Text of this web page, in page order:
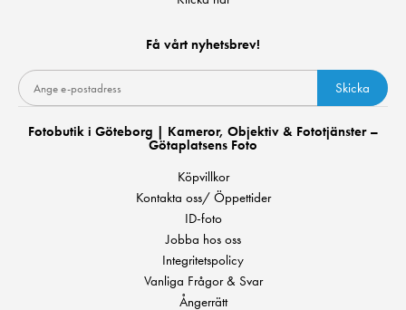
Få vårt nyhetsbrev!
Skicka
Fotobutik i Göteborg | Kameror, Objektiv & Fototjänster –
Götaplatsens Foto
Köpvillkor
Kontakta oss/ Öppettider
ID-foto
Jobba hos oss
Integritetspolicy
Vanliga Frågor & Svar
Ångerrätt